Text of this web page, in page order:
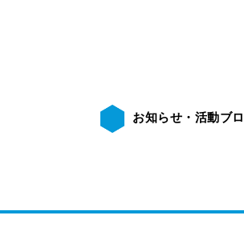
お知らせ・活動ブ